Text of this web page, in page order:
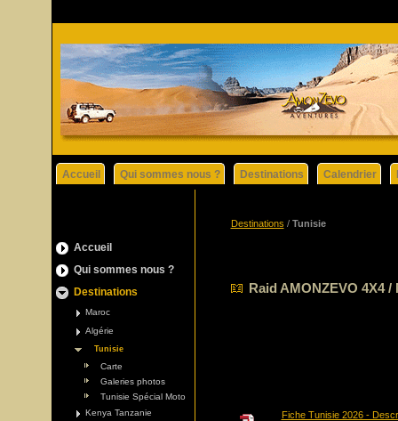
Accueil Qui sommes nous ? Destinations Calendrier
Accueil
Qui sommes nous ?
Destinations
Maroc
Algérie
Tunisie
Carte
Galeries photos
Tunisie Spécial Moto
Kenya Tanzanie
Destinations / Tunisie
Raid AMONZEVO 4X4
Fiche Tunisie 2026 -